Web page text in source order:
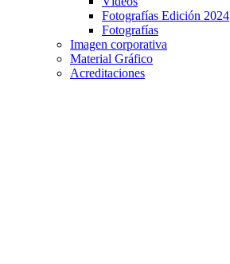
Fotografías Edición 2024
Fotografías
Imagen corporativa
Material Gráfico
Acreditaciones